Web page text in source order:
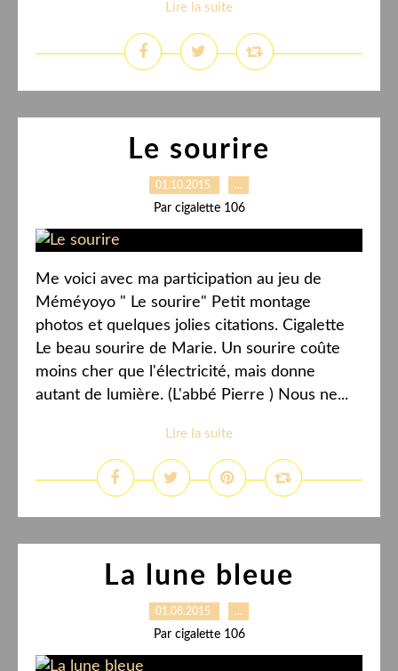
Lire la suite
Le sourire
01.10.2015 …
Par cigalette 106
Me voici avec ma participation au jeu de
Méméyoyo " Le sourire" Petit montage
photos et quelques jolies citations. Cigalette
Le beau sourire de Marie. Un sourire coûte
moins cher que l'électricité, mais donne
autant de lumière. (L'abbé Pierre ) Nous ne...
Lire la suite
La lune bleue
01.08.2015 …
Par cigalette 106